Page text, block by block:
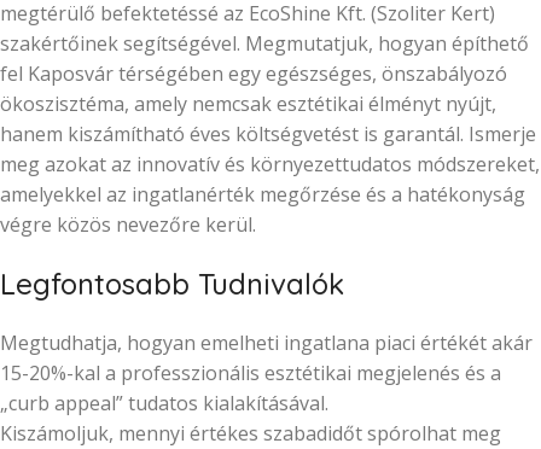
megtérülő befektetéssé az EcoShine Kft. (Szoliter Kert)
szakértőinek segítségével. Megmutatjuk, hogyan építhető
fel Kaposvár térségében egy egészséges, önszabályozó
ökoszisztéma, amely nemcsak esztétikai élményt nyújt,
hanem kiszámítható éves költségvetést is garantál. Ismerje
meg azokat az innovatív és környezettudatos módszereket,
amelyekkel az ingatlanérték megőrzése és a hatékonyság
végre közös nevezőre kerül.
Legfontosabb Tudnivalók
Megtudhatja, hogyan emelheti ingatlana piaci értékét akár
15-20%-kal a professzionális esztétikai megjelenés és a
„curb appeal” tudatos kialakításával.
Kiszámoljuk, mennyi értékes szabadidőt spórolhat meg